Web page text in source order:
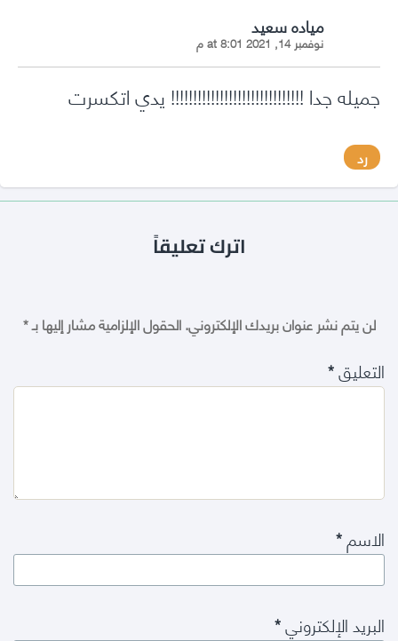
مياده سعيدsays: نوفمبر 14, 2021 at 8:01 م
جميله جدا !!!!!!!!!!!!!!!!!!!!!!!!!!!!!! يدي اتكسرت
رد
اترك تعليقاً
لن يتم نشر عنوان بريدك الإلكتروني.الحقول الإلزامية مشار إليها بـ*
التعليق*
الاسم*
البريد الإلكتروني*